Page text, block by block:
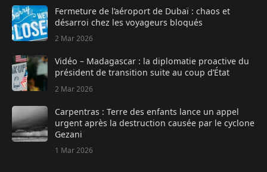
Fermeture de l’aéroport de Dubaï : chaos et
désarroi chez les voyageurs bloqués
2 Mar 2026
Vidéo – Madagascar : la diplomatie proactive du
président de transition suite au coup d’État
2 Mar 2026
Carpentras : Terre des enfants lance un appel
urgent après la destruction causée par le cyclone
Gezani
1 Mar 2026